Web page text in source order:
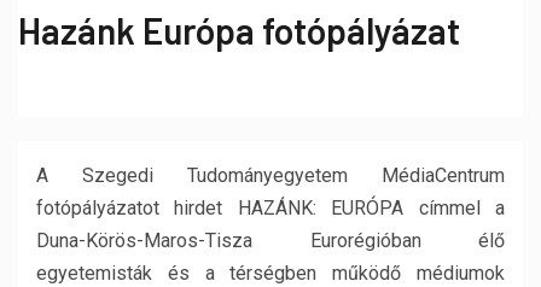
Hazánk Európa fotópályázat
A Szegedi Tudományegyetem MédiaCentrum
fotópályázatot hirdet HAZÁNK: EURÓPA címmel a
Duna-Körös-Maros-Tisza Eurorégióban élő
egyetemisták és a térségben működő médiumok